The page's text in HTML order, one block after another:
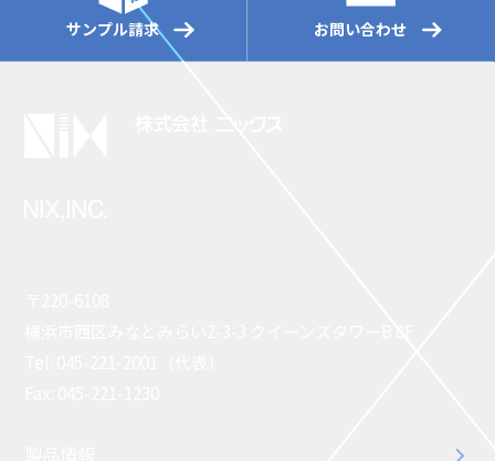
サンプル請求 お問い合わせ